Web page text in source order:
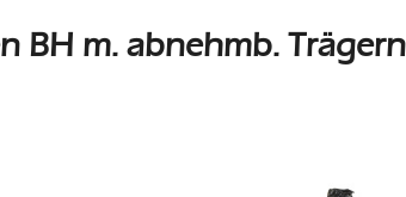
BH m. abnehmb.